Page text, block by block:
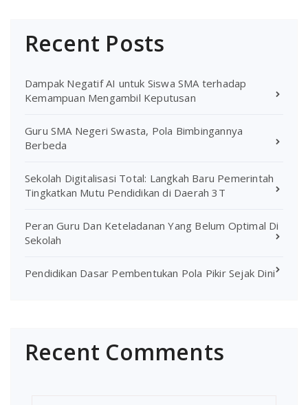
Recent Posts
Dampak Negatif AI untuk Siswa SMA terhadap
Kemampuan Mengambil Keputusan
Guru SMA Negeri Swasta, Pola Bimbingannya
Berbeda
Sekolah Digitalisasi Total: Langkah Baru Pemerintah
Tingkatkan Mutu Pendidikan di Daerah 3T
Peran Guru Dan Keteladanan Yang Belum Optimal Di
Sekolah
Pendidikan Dasar Pembentukan Pola Pikir Sejak Dini
Recent Comments